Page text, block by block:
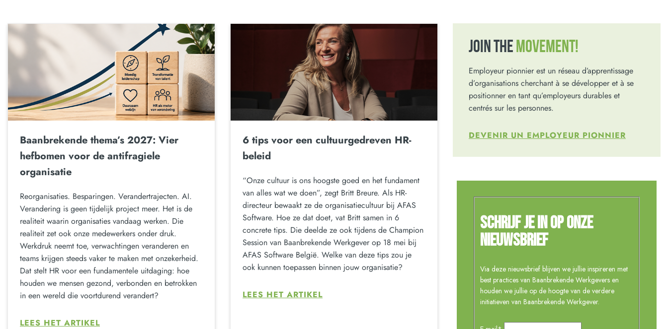
Baanbrekende thema’s 2027: Vier
hefbomen voor de antifragiele
organisatie
Reorganisaties. Besparingen. Verandertrajecten. AI.
Verandering is geen tijdelijk project meer. Het is de
realiteit waarin organisaties vandaag werken. Die
realiteit zet ook onze medewerkers onder druk.
Werkdruk neemt toe, verwachtingen veranderen en
teams krijgen steeds vaker te maken met onzekerheid.
Dat stelt HR voor een fundamentele uitdaging: hoe
houden we mensen gezond, verbonden en betrokken
in een wereld die voortdurend verandert?
LEES HET ARTIKEL
6 tips voor een cultuurgedreven HR-
beleid
“Onze cultuur is ons hoogste goed en het fundament
van alles wat we doen”, zegt Britt Breure. Als HR-
directeur bewaakt ze de organisatiecultuur bij AFAS
Software. Hoe ze dat doet, vat Britt samen in 6
concrete tips. Die deelde ze ook tijdens de Champion
Session van Baanbrekende Werkgever op 18 mei bij
AFAS Software België. Welke van deze tips zou je
ook kunnen toepassen binnen jouw organisatie?
LEES HET ARTIKEL
JOIN THE MOVEMENT!
Employeur pionnier est un réseau d’apprentissage
d’organisations cherchant à se développer et à se
positionner en tant qu’employeurs durables et
centrés sur les personnes.
DEVENIR UN EMPLOYEUR PIONNIER